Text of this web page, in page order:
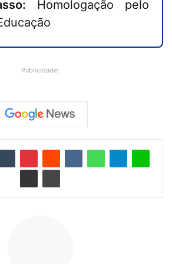
Homologação pelo
Publicidade!